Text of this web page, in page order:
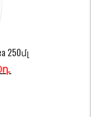
250մլ
դ.